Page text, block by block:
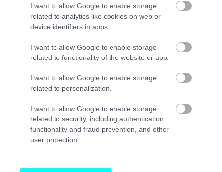
I want to allow Google to enable storage
related to analytics like cookies on web or
device identifiers in apps.
I want to allow Google to enable storage
related to functionality of the website or app.
I want to allow Google to enable storage
related to personalization.
I want to allow Google to enable storage
related to security, including authentication
functionality and fraud prevention, and other
user protection.